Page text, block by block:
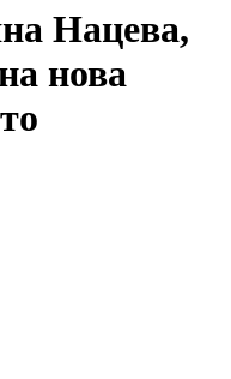
Нацева,
нова